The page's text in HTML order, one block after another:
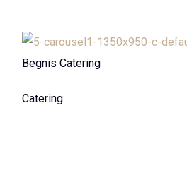
Begnis Catering
Catering